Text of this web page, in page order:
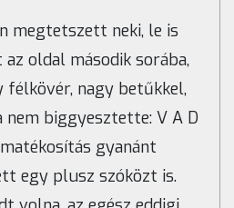
megtetszett neki, le is
oldal második sorába,
félkövér, nagy betűkkel,
nem biggyesztette: V A D
gyanánt
egy plusz szóközt is.